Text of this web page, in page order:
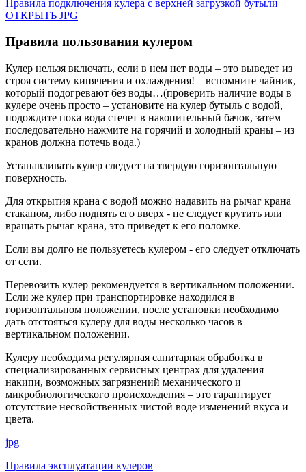
Правила подключения кулера с верхней загрузкой бутыли
ОТКРЫТЬ JPG
Правила пользования кулером
Кулер нельзя включать, если в нем нет воды – это выведет из
строя систему кипячения и охлаждения! – вспомните чайник,
который подогревают без воды…(проверить наличие воды в
кулере очень просто – установите на кулер бутыль с водой,
подождите пока вода стечет в накопительный бачок, затем
последовательно нажмите на горячий и холодный краны – из
кранов должна потечь вода.)
Устанавливать кулер следует на твердую горизонтальную
поверхность.
Для открытия крана с водой можно надавить на рычаг крана
стаканом, либо поднять его вверх - не следует крутить или
вращать рычаг крана, это приведет к его поломке.
Если вы долго не пользуетесь кулером - его следует отключать
от сети.
Перевозить кулер рекомендуется в вертикальном положении.
Если же кулер при транспортировке находился в
горизонтальном положении, после установки необходимо
дать отстояться кулеру для воды несколько часов в
вертикальном положении.
Кулеру необходима регулярная санитарная обработка в
специализированных сервисных центрах для удаления
накипи, возможных загрязнений механического и
микробиологического происхождения – это гарантирует
отсутствие несвойственных чистой воде изменений вкуса и
цвета.
jpg
Правила эксплуатации кулеров